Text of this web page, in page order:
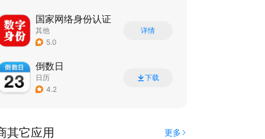
国家网络身份认证
其他
5.0
详情
倒数日
日历
4.2
下载
其它应用 更多